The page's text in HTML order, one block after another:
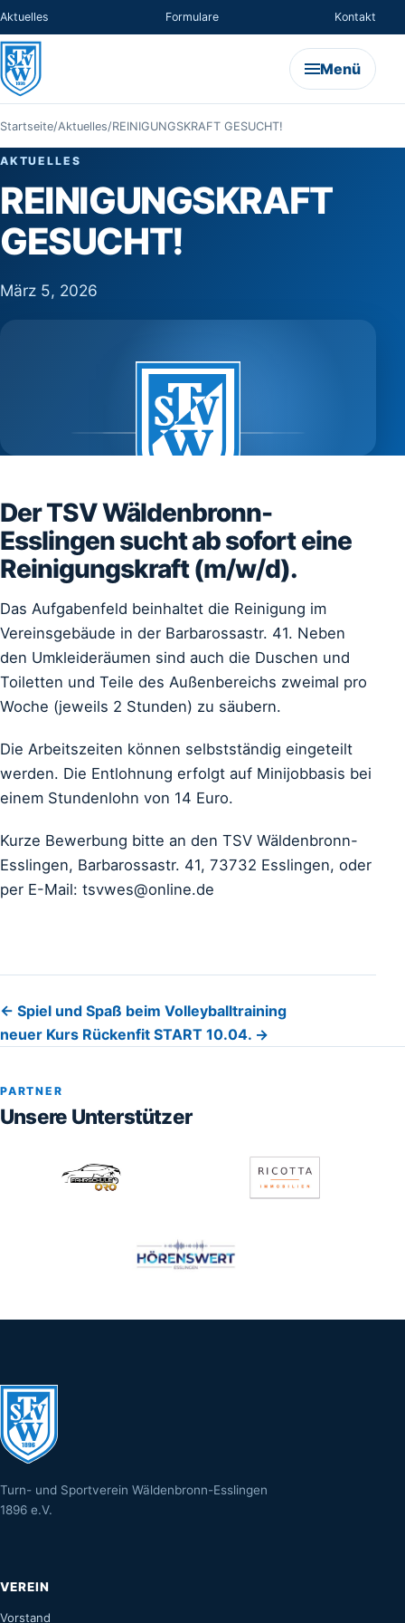
Aktuelles Formulare Kontakt
Menü
Startseite/Aktuelles/REINIGUNGSKRAFT GESUCHT!
AKTUELLES
REINIGUNGSKRAFT
GESUCHT!
März 5, 2026
Der TSV Wäldenbronn-
Esslingen sucht ab sofort eine
Reinigungskraft (m/w/d).
Das Aufgabenfeld beinhaltet die Reinigung im
Vereinsgebäude in der Barbarossastr. 41. Neben
den Umkleideräumen sind auch die Duschen und
Toiletten und Teile des Außenbereichs zweimal pro
Woche (jeweils 2 Stunden) zu säubern.
Die Arbeitszeiten können selbstständig eingeteilt
werden. Die Entlohnung erfolgt auf Minijobbasis bei
einem Stundenlohn von 14 Euro.
Kurze Bewerbung bitte an den TSV Wäldenbronn-
Esslingen, Barbarossastr. 41, 73732 Esslingen, oder
per E-Mail: tsvwes@online.de
Beitragsnavigation
← Spiel und Spaß beim Volleyballtraining
neuer Kurs Rückenfit START 10.04. →
PARTNER
Unsere Unterstützer
Turn- und Sportverein Wäldenbronn-Esslingen
1896 e.V.
VEREIN
Vorstand